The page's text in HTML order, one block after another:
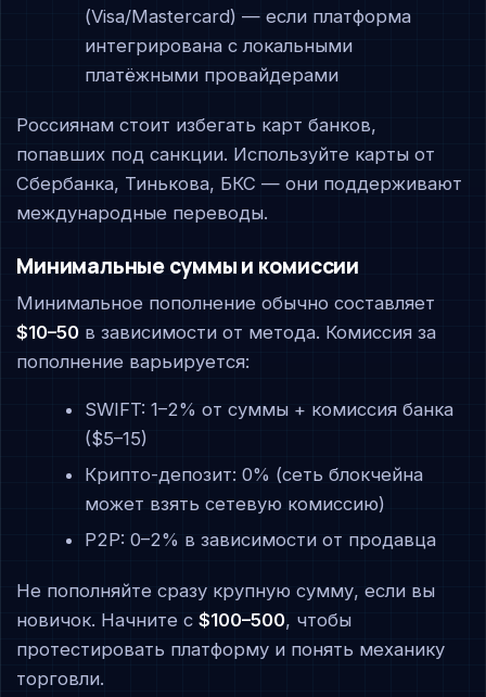
(Visa/Mastercard) — если платформа
интегрирована с локальными
платёжными провайдерами
Россиянам стоит избегать карт банков,
попавших под санкции. Используйте карты от
Сбербанка, Тинькова, БКС — они поддерживают
международные переводы.
Минимальные суммы и комиссии
Минимальное пополнение обычно составляет
$10–50 в зависимости от метода. Комиссия за
пополнение варьируется:
SWIFT: 1–2% от суммы + комиссия банка
($5–15)
Крипто-депозит: 0% (сеть блокчейна
может взять сетевую комиссию)
P2P: 0–2% в зависимости от продавца
Не пополняйте сразу крупную сумму, если вы
новичок. Начните с$100–500, чтобы
протестировать платформу и понять механику
торговли.